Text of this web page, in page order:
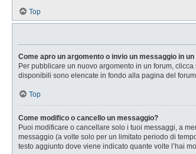
Top
Come apro un argomento o invio un messaggio in
Per pubblicare un nuovo argomento in un forum,
disponibili sono elencate in fondo alla pagina del
Top
Come modifico o cancello un messaggio?
Puoi modificare o cancellare solo i tuoi messaggi, a
messaggio (a volte solo per un limitato periodo di
testo aggiunto dove viene indicato quante volte l’hai